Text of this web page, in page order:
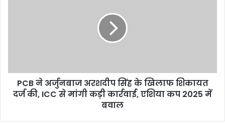
दर्ज
ICC
PCB ने अर्जुनबाज अरशदीप सिंह के खिलाफ शिकायत
दर्ज की, ICC से मांगी कड़ी कार्रवाई, एशिया कप 2025 में
बवाल